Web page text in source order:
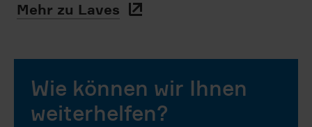
Mehr zu Laves
Wie können wir Ihnen
weiterhelfen?